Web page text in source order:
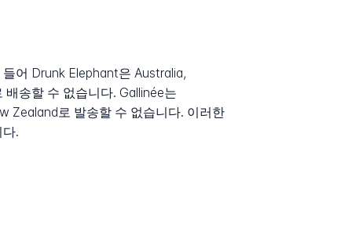
어 Drunk Elephant은 Australia,
송할 수 없습니다. Gallinée는
Zealand로 발송할 수 없습니다. 이러한
.